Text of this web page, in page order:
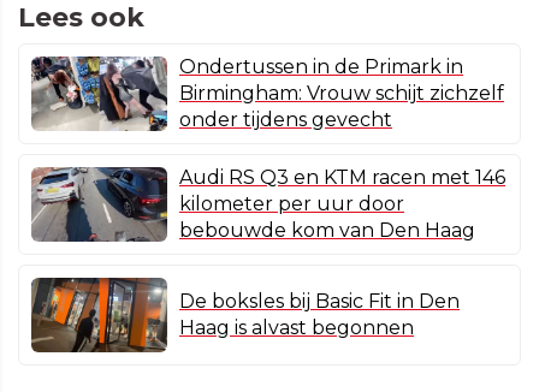
Lees ook
Ondertussen in de Primark in
Birmingham: Vrouw schijt zichzelf
onder tijdens gevecht
Audi RS Q3 en KTM racen met 146
kilometer per uur door
bebouwde kom van Den Haag
De boksles bij Basic Fit in Den
Haag is alvast begonnen